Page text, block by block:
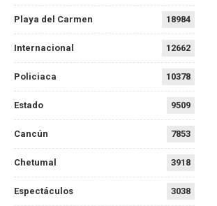
Playa del Carmen 18984
Internacional 12662
Policiaca 10378
Estado 9509
Cancún 7853
Chetumal 3918
Espectáculos 3038